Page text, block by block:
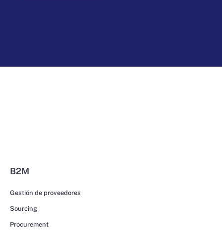
B2M
Gestión de proveedores
Sourcing
Procurement